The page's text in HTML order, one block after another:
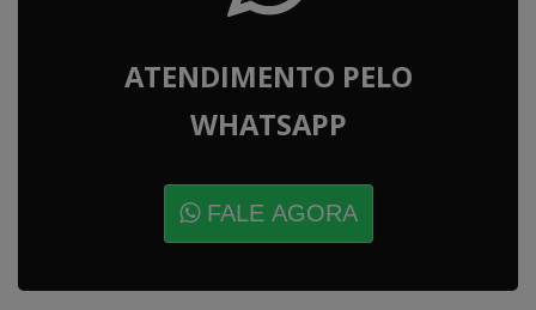
ATENDIMENTO PELO
WHATSAPP
FALE AGORA